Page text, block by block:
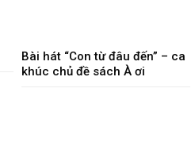
Bài hát “Con từ đâu đến” – ca
khúc chủ đề sách À ơi